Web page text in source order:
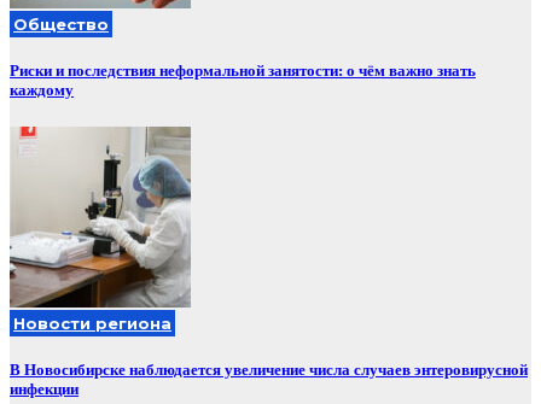
Общество
Риски и последствия неформальной занятости: о чём важно знать
каждому
Новости региона
В Новосибирске наблюдается увеличение числа случаев энтеровирусной
инфекции